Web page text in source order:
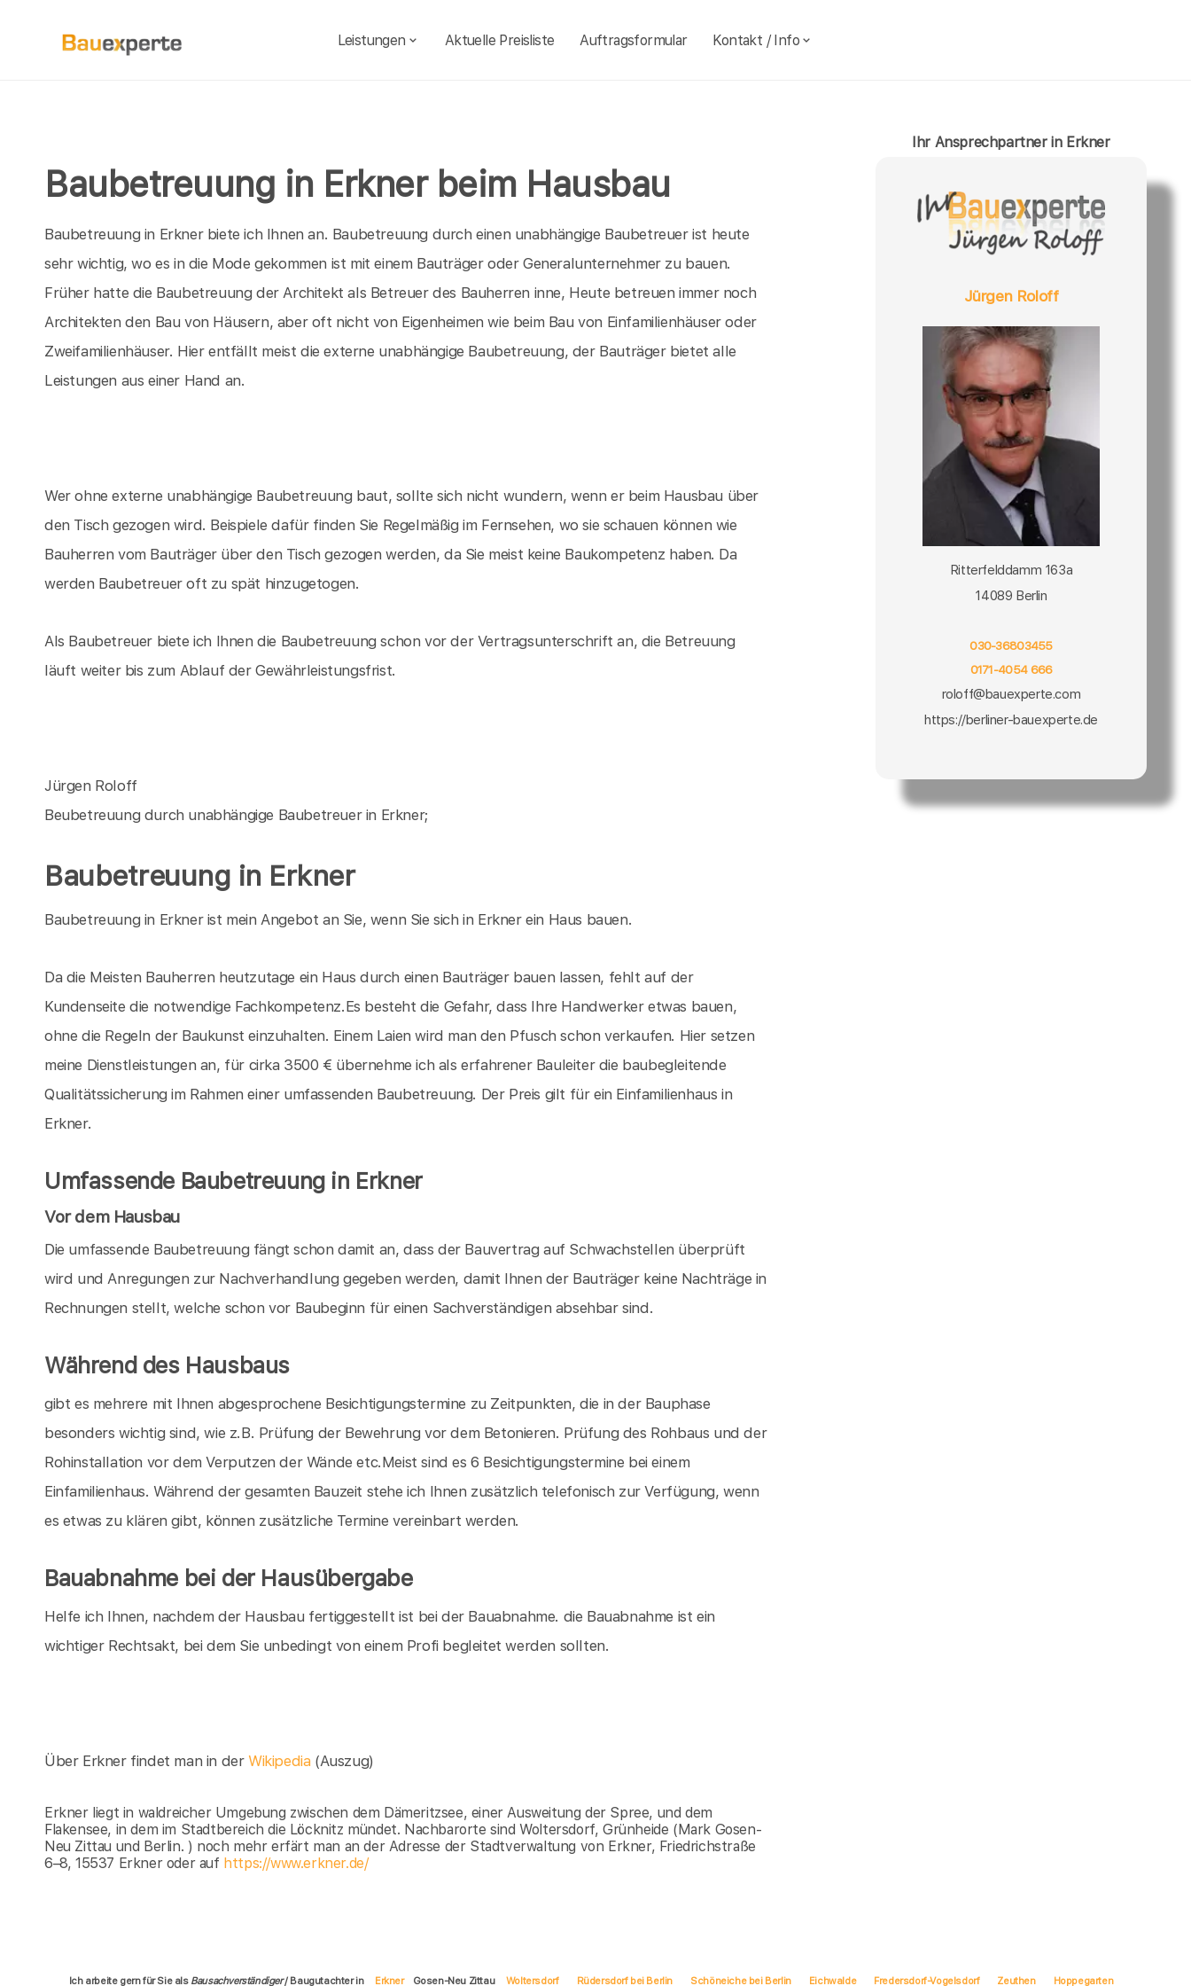
Leistungen Aktuelle Preisliste Auftragsformular Kontakt / Info
Baubetreuung in Erkner beim Hausbau
Baubetreuung in Erkner biete ich Ihnen an. Baubetreuung durch einen unabhängige Baubetreuer ist heute
sehr wichtig, wo es in die Mode gekommen ist mit einem Bauträger oder Generalunternehmer zu bauen.
Früher hatte die Baubetreuung der Architekt als Betreuer des Bauherren inne, Heute betreuen immer noch
Architekten den Bau von Häusern, aber oft nicht von Eigenheimen wie beim Bau von Einfamilienhäuser oder
Zweifamilienhäuser. Hier entfällt meist die externe unabhängige Baubetreuung, der Bauträger bietet alle
Leistungen aus einer Hand an.
Wer ohne externe unabhängige Baubetreuung baut, sollte sich nicht wundern, wenn er beim Hausbau über
den Tisch gezogen wird. Beispiele dafür finden Sie Regelmäßig im Fernsehen, wo sie schauen können wie
Bauherren vom Bauträger über den Tisch gezogen werden, da Sie meist keine Baukompetenz haben. Da
werden Baubetreuer oft zu spät hinzugetogen.
Als Baubetreuer biete ich Ihnen die Baubetreuung schon vor der Vertragsunterschrift an, die Betreuung
läuft weiter bis zum Ablauf der Gewährleistungsfrist.
Jürgen Roloff
Beubetreuung durch unabhängige Baubetreuer in Erkner;
Baubetreuung in Erkner
Baubetreuung in Erkner ist mein Angebot an Sie, wenn Sie sich in Erkner ein Haus bauen.
Da die Meisten Bauherren heutzutage ein Haus durch einen Bauträger bauen lassen, fehlt auf der
Kundenseite die notwendige Fachkompetenz.Es besteht die Gefahr, dass Ihre Handwerker etwas bauen,
ohne die Regeln der Baukunst einzuhalten. Einem Laien wird man den Pfusch schon verkaufen. Hier setzen
meine Dienstleistungen an, für cirka 3500 € übernehme ich als erfahrener Bauleiter die baubegleitende
Qualitätssicherung im Rahmen einer umfassenden Baubetreuung. Der Preis gilt für ein Einfamilienhaus in
Erkner.
Umfassende Baubetreuung in Erkner
Vor dem Hausbau
Die umfassende Baubetreuung fängt schon damit an, dass der Bauvertrag auf Schwachstellen überprüft
wird und Anregungen zur Nachverhandlung gegeben werden, damit Ihnen der Bauträger keine Nachträge in
Rechnungen stellt, welche schon vor Baubeginn für einen Sachverständigen absehbar sind.
Während des Hausbaus
gibt es mehrere mit Ihnen abgesprochene Besichtigungstermine zu Zeitpunkten, die in der Bauphase
besonders wichtig sind, wie z.B. Prüfung der Bewehrung vor dem Betonieren. Prüfung des Rohbaus und der
Rohinstallation vor dem Verputzen der Wände etc.Meist sind es 6 Besichtigungstermine bei einem
Einfamilienhaus. Während der gesamten Bauzeit stehe ich Ihnen zusätzlich telefonisch zur Verfügung, wenn
es etwas zu klären gibt, können zusätzliche Termine vereinbart werden.
Bauabnahme bei der Hausübergabe
Helfe ich Ihnen, nachdem der Hausbau fertiggestellt ist bei der Bauabnahme. die Bauabnahme ist ein
wichtiger Rechtsakt, bei dem Sie unbedingt von einem Profi begleitet werden sollten.
Über Erkner findet man in derWikipedia (Auszug)
Erkner liegt in waldreicher Umgebung zwischen dem Dämeritzsee, einer Ausweitung der Spree, und dem
Flakensee, in dem im Stadtbereich die Löcknitz mündet. Nachbarorte sind Woltersdorf, Grünheide (Mark Gosen-
Neu Zittau und Berlin. ) noch mehr erfärt man an der Adresse der Stadtverwaltung von Erkner, Friedrichstraße
6–8, 15537 Erkner oder auf https://www.erkner.de/
Ihr Ansprechpartner in Erkner
Jürgen Roloff
Ritterfelddamm 163a
14089 Berlin
030-36803455
0171-4054 666
roloff@bauexperte.com
https://berliner-bauexperte.de
Ich arbeite gern für Sie als Bausachverständiger/ Baugutachter in Erkner Gosen-Neu Zittau Woltersdorf Rüdersdorf bei Berlin Schöneiche bei Berlin Eichwalde Fredersdorf-Vogelsdorf Zeuthen Hoppegarten